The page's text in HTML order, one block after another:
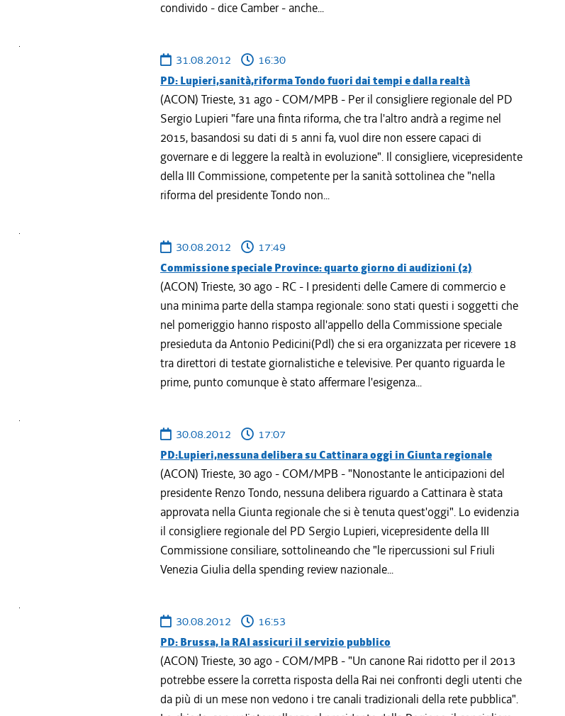
condivido - dice Camber - anche...
31.08.2012 16:30
PD: Lupieri,sanità,riforma Tondo fuori dai tempi e dalla realtà
(ACON) Trieste, 31 ago - COM/MPB - Per il consigliere regionale del PD
Sergio Lupieri "fare una finta riforma, che tra l'altro andrà a regime nel
2015, basandosi su dati di 5 anni fa, vuol dire non essere capaci di
governare e di leggere la realtà in evoluzione". Il consigliere, vicepresidente
della III Commissione, competente per la sanità sottolinea che "nella
riforma del presidente Tondo non...
30.08.2012 17:49
Commissione speciale Province: quarto giorno di audizioni (2)
(ACON) Trieste, 30 ago - RC - I presidenti delle Camere di commercio e
una minima parte della stampa regionale: sono stati questi i soggetti che
nel pomeriggio hanno risposto all'appello della Commissione speciale
presieduta da Antonio Pedicini(Pdl) che si era organizzata per ricevere 18
tra direttori di testate giornalistiche e televisive. Per quanto riguarda le
prime, punto comunque è stato affermare l'esigenza...
30.08.2012 17:07
PD:Lupieri,nessuna delibera su Cattinara oggi in Giunta regionale
(ACON) Trieste, 30 ago - COM/MPB - "Nonostante le anticipazioni del
presidente Renzo Tondo, nessuna delibera riguardo a Cattinara è stata
approvata nella Giunta regionale che si è tenuta quest'oggi". Lo evidenzia
il consigliere regionale del PD Sergio Lupieri, vicepresidente della III
Commissione consiliare, sottolineando che "le ripercussioni sul Friuli
Venezia Giulia della spending review nazionale...
30.08.2012 16:53
PD: Brussa, la RAI assicuri il servizio pubblico
(ACON) Trieste, 30 ago - COM/MPB - "Un canone Rai ridotto per il 2013
potrebbe essere la corretta risposta della Rai nei confronti degli utenti che
da più di un mese non vedono i tre canali tradizionali della rete pubblica".